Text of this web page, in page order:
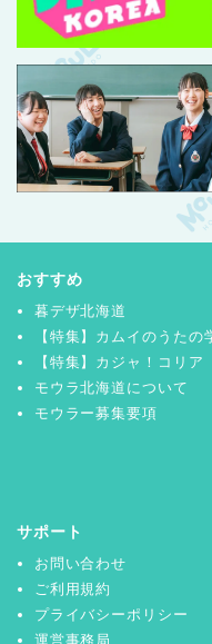
おすすめ
暮デザ北海道
【特集】カムイのうたの
【特集】カジャ！コリア
モウラ北海道について
モウラー募集要項
サポート
お問い合わせ
ご利用規約
プライバシーポリシー
運営事務局